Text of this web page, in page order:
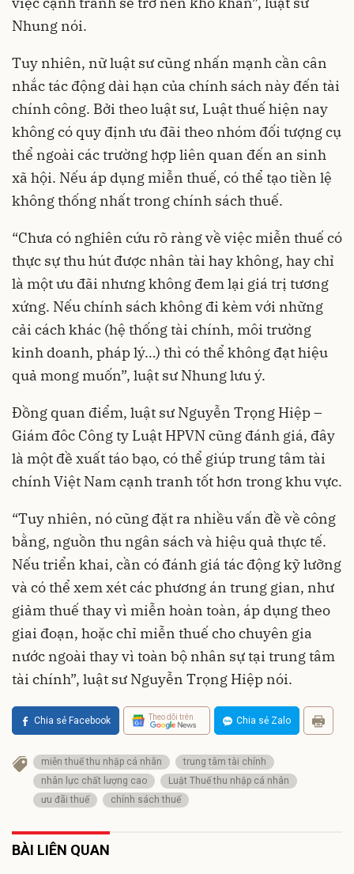
Nhung nói.
Tuy nhiên, nữ luật sư cũng nhấn mạnh cần cân
nhắc tác động dài hạn của chính sách này đến tài
chính công. Bởi theo luật sư, Luật thuế hiện nay
không có quy định ưu đãi theo nhóm đối tượng cụ
thể ngoài các trường hợp liên quan đến an sinh
xã hội. Nếu áp dụng miễn thuế, có thể tạo tiền lệ
không thống nhất trong chính sách thuế.
“Chưa có nghiên cứu rõ ràng về việc miễn thuế có
thực sự thu hút được nhân tài hay không, hay chỉ
là một ưu đãi nhưng không đem lại giá trị tương
xứng. Nếu chính sách không đi kèm với những
cải cách khác (hệ thống tài chính, môi trường
kinh doanh, pháp lý…) thì có thể không đạt hiệu
quả mong muốn”, luật sư Nhung lưu ý.
Đồng quan điểm, luật sư Nguyễn Trọng Hiệp –
Giám đôc Công ty Luật HPVN cũng đánh giá, đây
là một đề xuất táo bạo, có thể giúp trung tâm tài
chính Việt Nam cạnh tranh tốt hơn trong khu vực.
“Tuy nhiên, nó cũng đặt ra nhiều vấn đề về công
bằng, nguồn thu ngân sách và hiệu quả thực tế.
Nếu triển khai, cần có đánh giá tác động kỹ lưỡng
và có thể xem xét các phương án trung gian, như
giảm thuế thay vì miễn hoàn toàn, áp dụng theo
giai đoạn, hoặc chỉ miễn thuế cho chuyên gia
nước ngoài thay vì toàn bộ nhân sự tại trung tâm
tài chính”, luật sư Nguyễn Trọng Hiệp nói.
Chia sẻ Facebook Theo dõi trên Chia sẻ Zalo
miễn thuế thu nhập cá nhân
trung tâm tài chính
nhân lực chất lượng cao
Luật Thuế thu nhập cá nhân
ưu đãi thuế
chính sách thuế
BÀI LIÊN QUAN